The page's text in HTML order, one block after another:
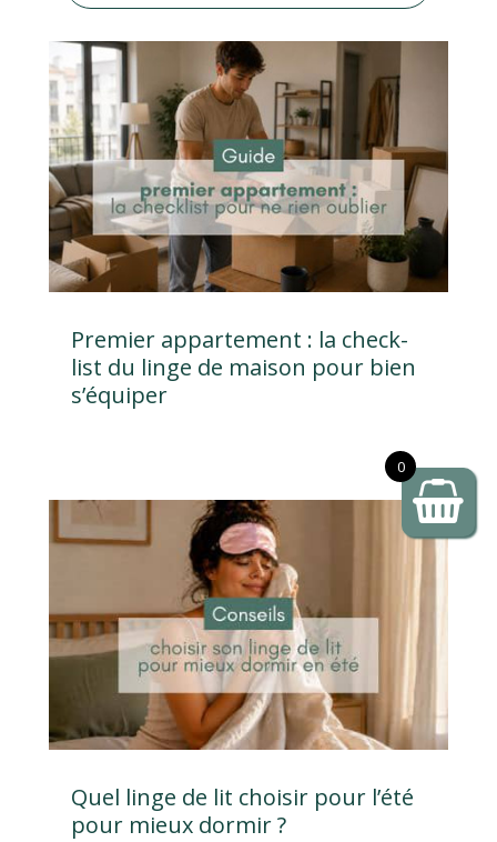
Premier appartement : la check-
list du linge de maison pour bien
s’équiper
Quel linge de lit choisir pour l’été
pour mieux dormir ?
0